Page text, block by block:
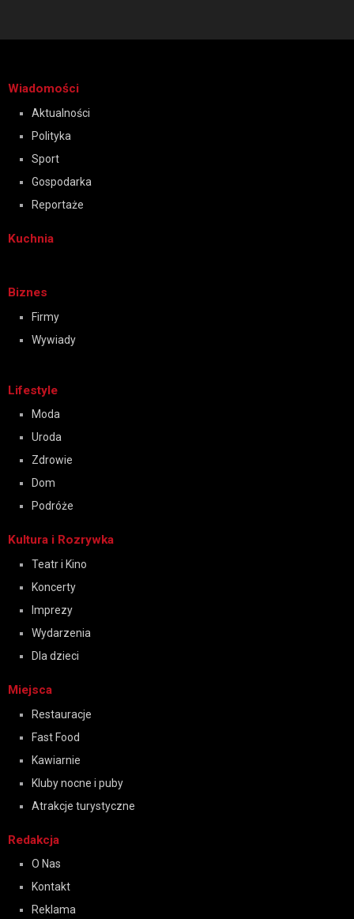
Wiadomości
Aktualności
Polityka
Sport
Gospodarka
Reportaże
Kuchnia
Biznes
Firmy
Wywiady
Lifestyle
Moda
Uroda
Zdrowie
Dom
Podróże
Kultura i Rozrywka
Teatr i Kino
Koncerty
Imprezy
Wydarzenia
Dla dzieci
Miejsca
Restauracje
Fast Food
Kawiarnie
Kluby nocne i puby
Atrakcje turystyczne
Redakcja
O Nas
Kontakt
Reklama